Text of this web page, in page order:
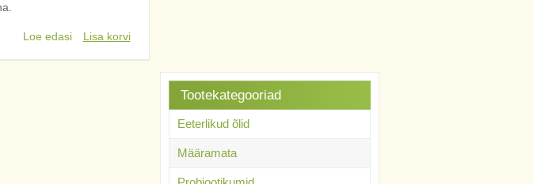
Loe edasi Lisa korvi
Tootekategooriad
Eeterlikud õlid
Määramata